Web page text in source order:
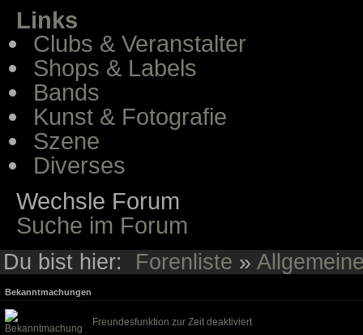
Links
Clubs & Veranstalter
Shops & Labels
Bands
Kunst & Fotografie
Szene
Diverses
Wechsle Forum
Suche im Forum
Du bist hier: Forenliste »
Bekanntmachungen
Freundesfunktion zur Zeit deaktiviert